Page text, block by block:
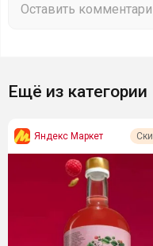
Ещё из категории
Яндекс Маркет